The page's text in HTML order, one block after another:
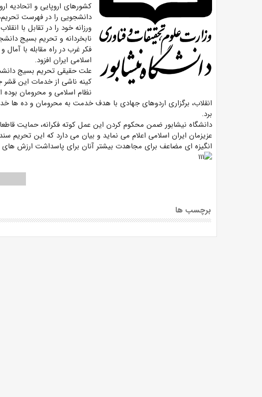
کشورهای اروپایی و اتحادیه
دانشجویی را در فهرست
ورزانه خود را در تقابل با
نابخردانه و تحریم بسیج
فکر غرب در راه مقابله با
اسلامی ایران افزود.
علت حقیقی تحریم بسیج
کینه ناشی از خدمات این قشر
نظام اسلامی و محرومان
انقلاب، برگزاری اردوهای جهادی با هدف خدمت به محرومان و ده ها
برد.
دانشگاه نیشابور ضمن محکوم کردن این عمل کوته فکرانه، حمایت
عزیزمان ایران اسلامی اعلام‌ می نماید و بیان می دارد که این
انگیزه ای مضاعف برای مجاهدت بیشتر آنان برای پاسداشت ارزش
برچسب ها